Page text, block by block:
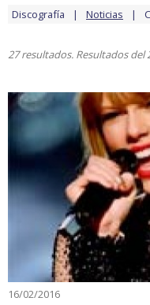
Discografía Noticias
27 resultados. Resultados del
16/02/2016